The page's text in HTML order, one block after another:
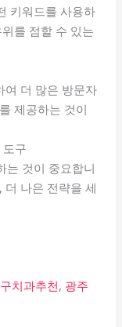
키워드를 사용하
를 점할 수 있는
여 더 많은 방문자
제공하는 것이
구
는 것이 중요합니
더 나은 전략을 세
치과추천, 광주